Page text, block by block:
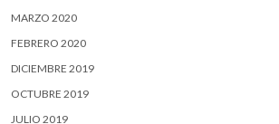
MARZO 2020
FEBRERO 2020
DICIEMBRE 2019
OCTUBRE 2019
JULIO 2019